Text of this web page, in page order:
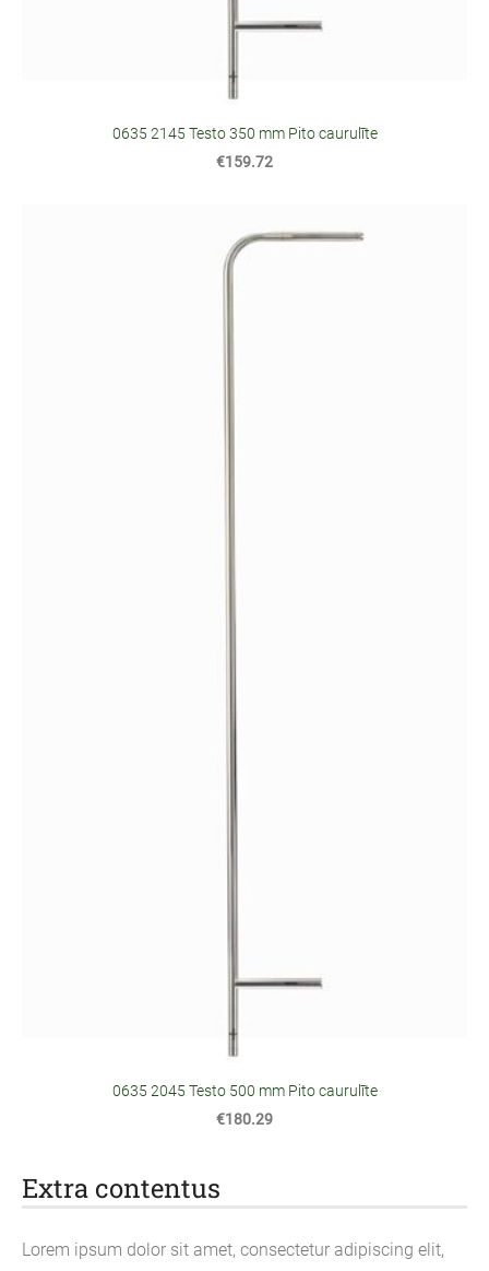
Extra contentus
Lorem ipsum dolor sit amet, consectetur adipiscing elit,
0635 2145 Testo 350 mm Pito caurulīte
€159.72
0635 2045 Testo 500 mm Pito caurulīte
€180.29